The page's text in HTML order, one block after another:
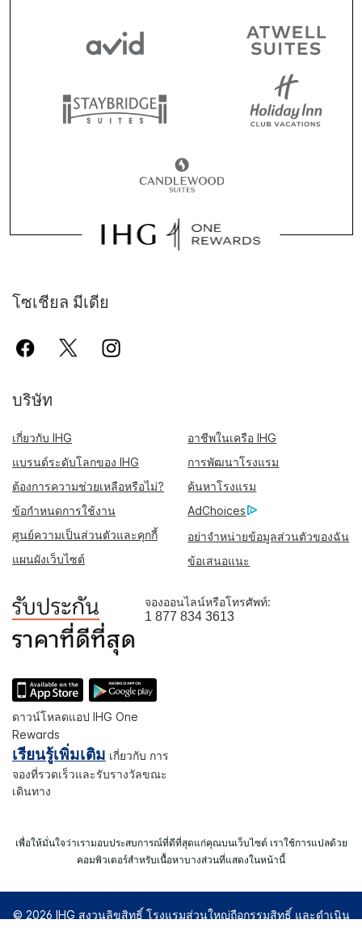
โซเชียล มีเดีย
บริษัท
เกี่ยวกับ IHG
อาชีพในเครือ IHG
แบรนด์ระดับโลกของ IHG
การพัฒนาโรงแรม
ต้องการความช่วยเหลือหรือไม่?
ค้นหาโรงแรม
ข้อกำหนดการใช้งาน
AdChoices
ศูนย์ความเป็นส่วนตัวและคุกกี้
อย่าจำหน่ายข้อมูลส่วนตัวของฉัน
แผนผังเว็บไซต์
ข้อเสนอแนะ
จองออนไลน์หรือโทรศัพท์:
1 877 834 3613
ดาวน์โหลดแอป IHG One
Rewards
เรียนรู้เพิ่มเติม เกี่ยวกับ การ
จองที่รวดเร็วและรับรางวัลขณะ
เดินทาง
เพื่อให้มั่นใจว่าเรามอบประสบการณ์ที่ดีที่สุดแก่คุณบนเว็บไซต์ เราใช้การแปลด้วย
คอมพิวเตอร์สำหรับเนื้อหาบางส่วนที่แสดงในหน้านี้
© 2026 IHG สงวนลิขสิทธิ์ โรงแรมส่วนใหญ่ถือกรรมสิทธิ์ และดำเนิน